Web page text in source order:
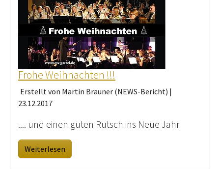
Frohe Weihnachten !!!
Erstellt von Martin Brauner (NEWS-Bericht) |
23.12.2017
.... und einen guten Rutsch ins Neue Jahr
Weiterlesen